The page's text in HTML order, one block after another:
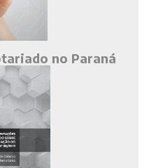
no Paraná